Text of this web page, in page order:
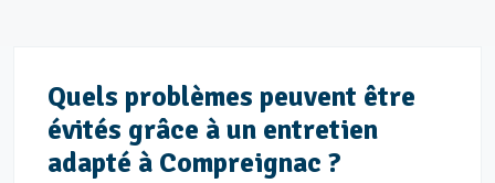
Quels problèmes peuvent être
évités grâce à un entretien
adapté à Compreignac ?